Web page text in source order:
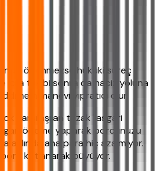
ödenmezse hukuki süreç
icra takibi sonra da haciz yoluna
hem manevi yıpratıcı olur.
karşılaşılan tuzak "asgari
ödeme yaparak borcunuzu
aslında ana para hiç azalmıyor.
borç katlanarak büyüyor.